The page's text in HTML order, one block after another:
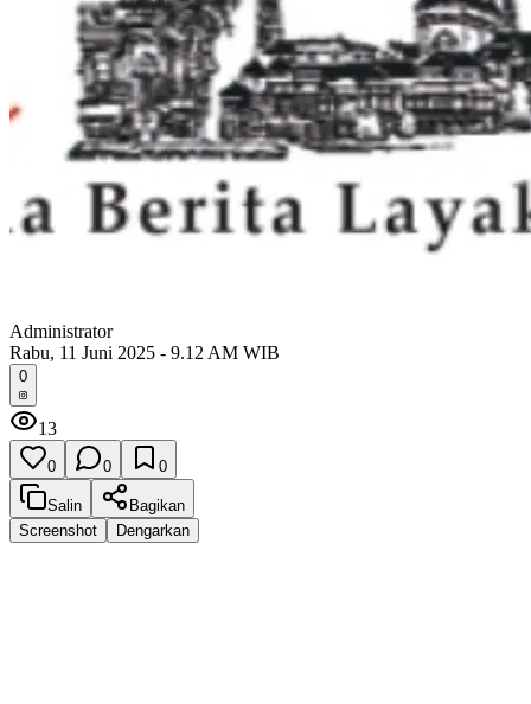
Administrator
Rabu, 11 Juni 2025 - 9.12 AM WIB
0
13
0 0 0
Salin
Bagikan
Screenshot
Dengarkan